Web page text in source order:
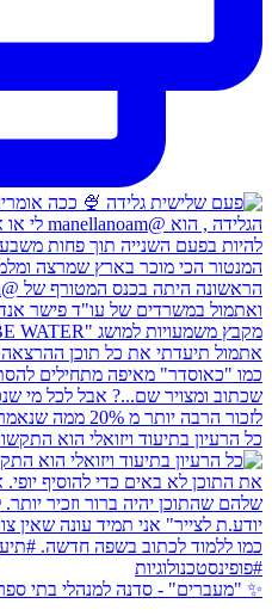
הוא התקשורת! הציורים שמתע
בתי ספר בשוהם ✨ הייתה לי